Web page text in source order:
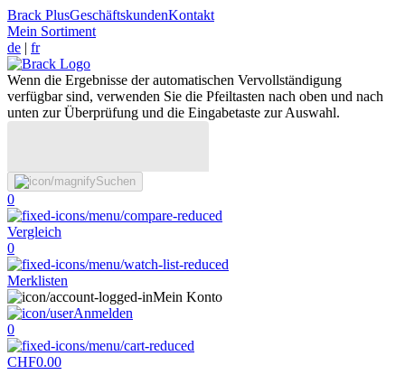
Brack PlusGeschäftskundenKontakt
Mein Sortiment
de | fr
Wenn die Ergebnisse der automatischen Vervollständigung
verfügbar sind, verwenden Sie die Pfeiltasten nach oben und nach
unten zur Überprüfung und die Eingabetaste zur Auswahl.
Suchen
0
Vergleich
0
Merklisten
Mein Konto
Anmelden
0
CHF0.00